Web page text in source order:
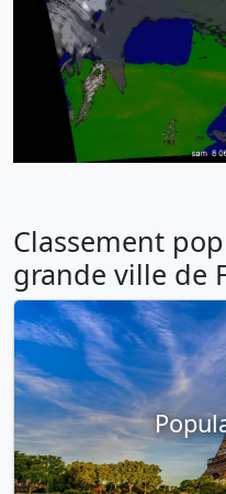
Classement
grande ville de